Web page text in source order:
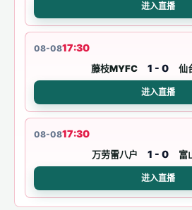
进入直播
08-0817:30
藤枝MYFC 1 - 0 仙
进入直播
08-0817:30
万劳雷八户 1 - 0 富
进入直播